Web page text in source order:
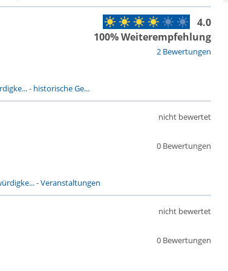
2 Bewertungen
4.0
100% Weiterempfehlung
- historische Ge...
0 Bewertungen
nicht bewertet
-Veranstaltungen
0 Bewertungen
nicht bewertet